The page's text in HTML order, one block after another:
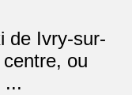
de Ivry-sur-
ou
...